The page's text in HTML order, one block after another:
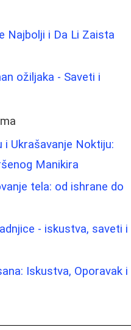
Najbolji i Da Li Zaista
ožiljaka - Saveti i
i Ukrašavanje Noktiju:
Manikira
tela: od ishrane do
- iskustva, saveti i
Iskustva, Oporavak i